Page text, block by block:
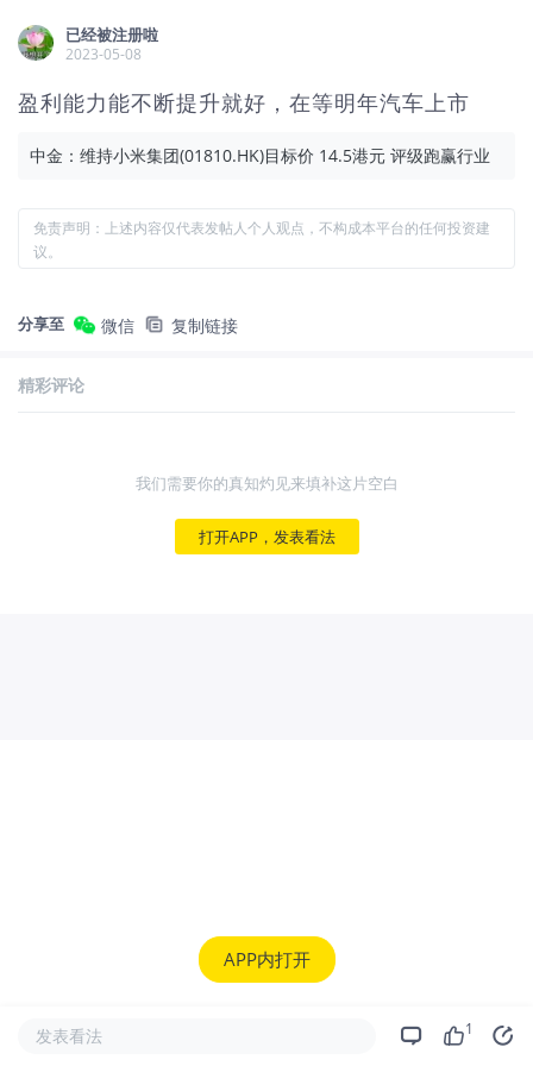
已经被注册啦
2023-05-08
盈利能力能不断提升就好，在等明年汽车上市
中金：维持小米集团(01810.HK)目标价 14.5港元 评级跑赢行业
免责声明：上述内容仅代表发帖人个人观点，不构成本平台的任何投资建
议。
分享至 微信 复制链接
精彩评论
我们需要你的真知灼见来填补这片空白
打开APP，发表看法
APP内打开
发表看法 1